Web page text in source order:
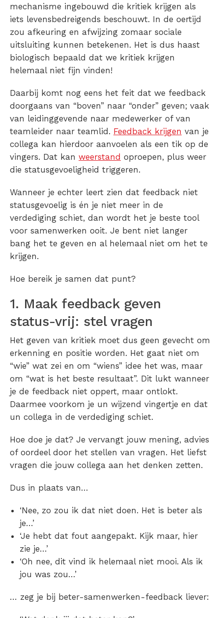
mechanisme ingebouwd die kritiek krijgen als
iets levensbedreigends beschouwt. In de oertijd
zou afkeuring en afwijzing zomaar sociale
uitsluiting kunnen betekenen. Het is dus haast
biologisch bepaald dat we kritiek krijgen
helemaal niet fijn vinden!
Daarbij komt nog eens het feit dat we feedback
doorgaans van “boven” naar “onder” geven; vaak
van leidinggevende naar medewerker of van
teamleider naar teamlid. Feedback krijgen van je
collega kan hierdoor aanvoelen als een tik op de
vingers. Dat kan weerstand oproepen, plus weer
die statusgevoeligheid triggeren.
Wanneer je echter leert zien dat feedback niet
statusgevoelig is én je niet meer in de
verdediging schiet, dan wordt het je beste tool
voor samenwerken ooit. Je bent niet langer
bang het te geven en al helemaal niet om het te
krijgen.
Hoe bereik je samen dat punt?
1. Maak feedback geven
status-vrij: stel vragen
Het geven van kritiek moet dus geen gevecht om
erkenning en positie worden. Het gaat niet om
“wie” wat zei en om “wiens” idee het was, maar
om “wat is het beste resultaat”. Dit lukt wanneer
je de feedback niet oppert, maar ontlokt.
Daarmee voorkom je un wijzend vingertje en dat
un collega in de verdediging schiet.
Hoe doe je dat? Je vervangt jouw mening, advies
of oordeel door het stellen van vragen. Het liefst
vragen die jouw collega aan het denken zetten.
Dus in plaats van…
‘Nee, zo zou ik dat niet doen. Het is beter als
je…’
‘Je hebt dat fout aangepakt. Kijk maar, hier
zie je…’
‘Oh nee, dit vind ik helemaal niet mooi. Als ik
jou was zou…’
… zeg je bij beter-samenwerken-feedback liever: